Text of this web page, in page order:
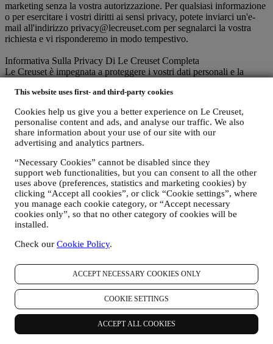
This website uses first- and third-party cookies
Cookies help us give you a better experience on Le Creuset,
personalise content and ads, and analyse our traffic. We also
share information about your use of our site with our
advertising and analytics partners.
“Necessary Cookies” cannot be disabled since they
support web functionalities, but you can consent to all the other
uses above (preferences, statistics and marketing cookies) by
clicking “Accept all cookies”, or click “Cookie settings”, where
you manage each cookie category, or “Accept necessary
cookies only”, so that no other category of cookies will be
installed.
Check our Cookie Policy.
ACCEPT NECESSARY COOKIES ONLY
COOKIE SETTINGS
ACCEPT ALL COOKIES
marketing senza la vostra autorizzazione. Per qualsiasi informazione
o per esercitare i vostri diritti ai sensi privacy, potete inviarci un'e-
mail all'indirizzo privacy@lecreuset.com per segnalarci la vostra
richiesta e vi risponderemo in modo tempestivo.
Informativa Sulla Privacy Di Le Creuset Completa
Le Creuset è impegnata a proteggere i vostri dati personali e la
raccogliamo e trattiamo i vostri dati personali in conformità alla
regolamento generale sulla protezione dei dati dell’UE 2016/679) e
alla legge applicabile in materia di protezione dei dati nel vostro
Paese, territorio o luogo di residenza (le “Leggi in materia di
protezione dei dati”).
A) QUANDO RACCOGLIAMO DATI DA VOI E CHE TIPO DI DATI
RACCOGLIAMO?
Per “dati personali” si intende qualsiasi informazione relativa a voi e
che ci consente di identificarvi direttamente o in combinazione con
altre informazioni.
Minori: Non raccogliamo dati personali da minori. Dovete aver
compiuto almeno 18 anni per utilizzare il nostro sito web e i nostri
Possiamo raccogliere dati personali da voi quando utilizzate il nostro
prodotto Le Creuset sul Sito o nei nostri negozi Le Creuset
(Signature Boutiques e Outlet Stores), o vi iscrivete alle nostre
comunicazioni di marketing. A seconda della vostra richiesta o del
vostro consenso, i dati personali possono includere:
i. il vostro nome, cognome, indirizzo email, data di nascita e
altri dati di contatto (indirizzo, numero di telefono e indirizzo